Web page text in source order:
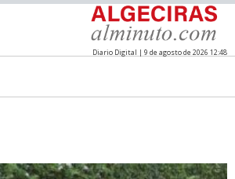
Diario Digital | 9 de agosto de 2026 12:48